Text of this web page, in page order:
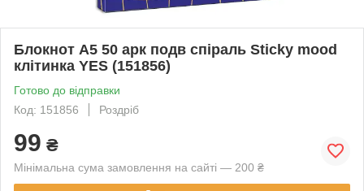
Блокнот А5 50 арк подв cпіраль Sticky mood
клітинка YES (151856)
Готово до відправки
Код: 151856
Роздріб
99 ₴
Мінімальна сума замовлення на сайті — 200 ₴